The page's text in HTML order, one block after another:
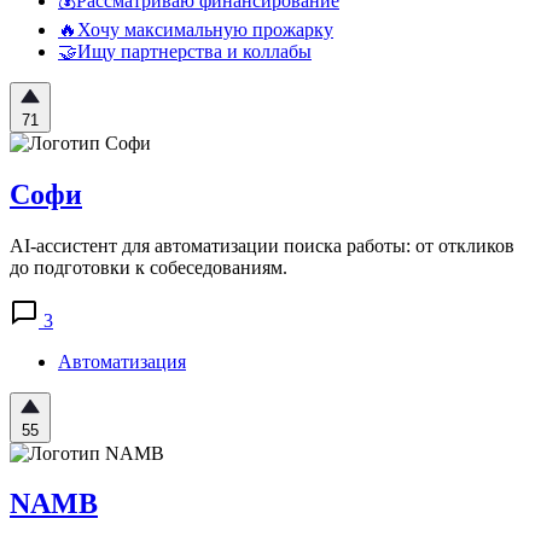
🔥Хочу максимальную прожарку
🤝Ищу партнерства и коллабы
71
Cофи
AI-ассистент для автоматизации поиска работы: от откликов
до подготовки к собеседованиям.
3
Автоматизация
55
NAMB